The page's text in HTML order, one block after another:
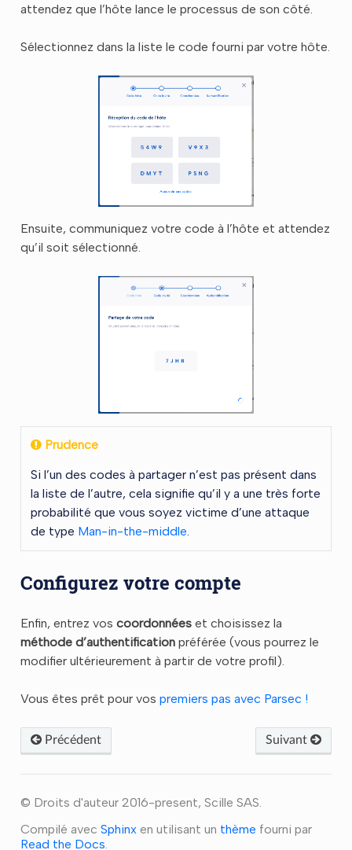
attendez que l’hôte lance le processus de son côté.
Sélectionnez dans la liste le code fourni par votre hôte.
Ensuite, communiquez votre code à l’hôte et attendez
qu’il soit sélectionné.
Prudence
Si l’un des codes à partager n’est pas présent dans
la liste de l’autre, cela signifie qu’il y a une très forte
probabilité que vous soyez victime d’une attaque
de type Man-in-the-middle
Configurez votre compte
Enfin, entrez vos coordonnéeset choisissez la
méthode d’authentificationpréférée (vous pourrez le
modifier ultérieurement à partir de votre profil).
Vous êtes prêt pour vos premiers pas avec Parsec !
Précédent Suivant
© Droits d'auteur 2016-present, Scille SAS.
Compilé avec Sphinx en utilisant un thème fourni par
Read the Docs